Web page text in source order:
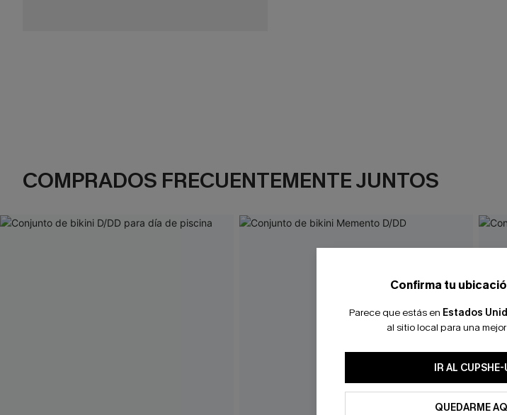
COMPRADOS FRECUENTEMENTE JUNTOS
Confirma tu
Parece que estás en Estados
al sitio local para una
IR AL CUPSHE-
QUEDARME